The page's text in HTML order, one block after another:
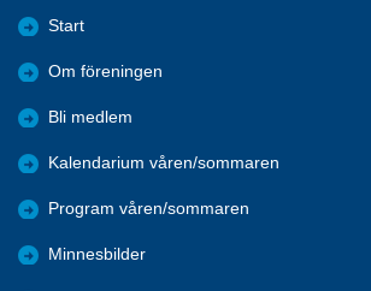
Start
Om föreningen
Bli medlem
Kalendarium våren/sommaren
Program våren/sommaren
Minnesbilder